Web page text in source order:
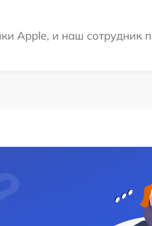
Apple, и наш сотрудник